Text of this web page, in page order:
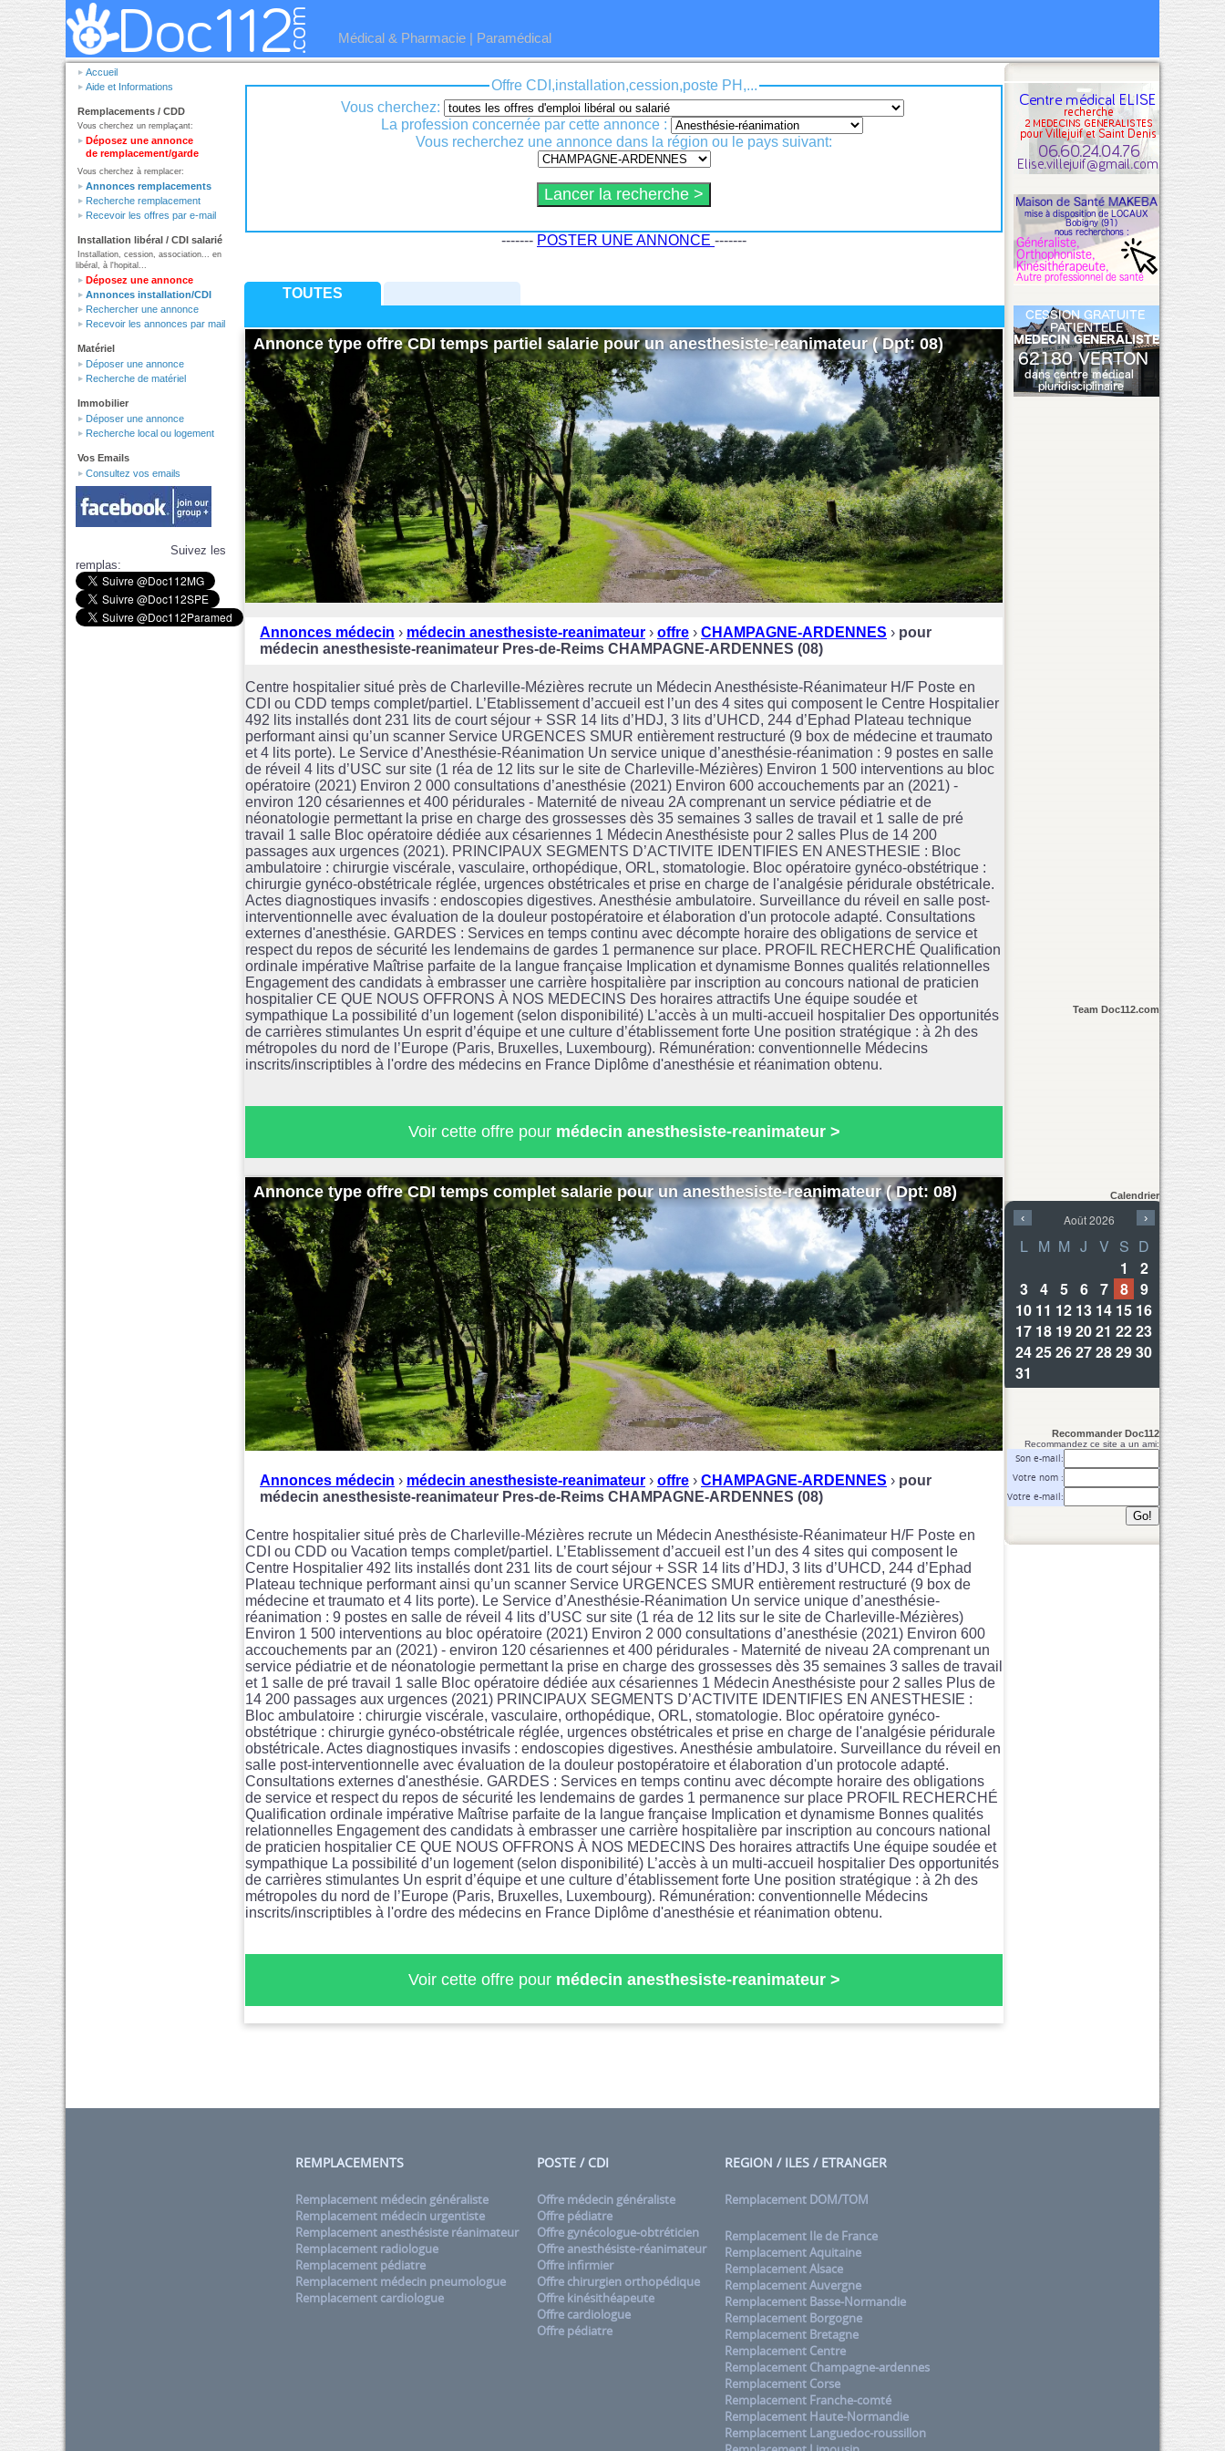
Médical & Pharmacie | Paramédical
Accueil
Aide et Informations
Remplacements / CDD
Vous cherchez un remplaçant:
Déposez une annonce
de remplacement/garde
Vous cherchez à remplacer:
Annonces remplacements
Recherche remplacement
Recevoir les offres par e-mail
Installation libéral / CDI salarié
Installation, cession, association... en
libéral, à l'hopital...
Déposez une annonce
Annonces installation/CDI
Rechercher une annonce
Recevoir les annonces par mail
Matériel
Déposer une annonce
Recherche de matériel
Immobilier
Déposer une annonce
Recherche local ou logement
Vos Emails
Consultez vos emails
Suivez les
remplas:
Offre CDI,installation,cession,poste PH,...
Vous cherchez:
La profession concernée par cette annonce :
Vous recherchez une annonce dans la région ou le pays suivant:
------- POSTER UNE ANNONCE -------
TOUTES
Annonce type offre CDI temps partiel salarie pour un anesthesiste-reanimateur ( Dpt: 08)
Annonces médecin › médecin anesthesiste-reanimateur › offre › CHAMPAGNE-ARDENNES › pour
médecin anesthesiste-reanimateur Pres-de-Reims CHAMPAGNE-ARDENNES (08)
Centre hospitalier situé près de Charleville-Mézières recrute un Médecin Anesthésiste-Réanimateur H/F Poste en
CDI ou CDD temps complet/partiel. L’Etablissement d’accueil est l’un des 4 sites qui composent le Centre Hospitalier
492 lits installés dont 231 lits de court séjour + SSR 14 lits d’HDJ, 3 lits d’UHCD, 244 d’Ephad Plateau technique
performant ainsi qu’un scanner Service URGENCES SMUR entièrement restructuré (9 box de médecine et traumato
et 4 lits porte). Le Service d’Anesthésie-Réanimation Un service unique d’anesthésie-réanimation : 9 postes en salle
de réveil 4 lits d’USC sur site (1 réa de 12 lits sur le site de Charleville-Mézières) Environ 1 500 interventions au bloc
opératoire (2021) Environ 2 000 consultations d’anesthésie (2021) Environ 600 accouchements par an (2021) -
environ 120 césariennes et 400 péridurales - Maternité de niveau 2A comprenant un service pédiatrie et de
néonatologie permettant la prise en charge des grossesses dès 35 semaines 3 salles de travail et 1 salle de pré
travail 1 salle Bloc opératoire dédiée aux césariennes 1 Médecin Anesthésiste pour 2 salles Plus de 14 200
passages aux urgences (2021). PRINCIPAUX SEGMENTS D’ACTIVITE IDENTIFIES EN ANESTHESIE : Bloc
ambulatoire : chirurgie viscérale, vasculaire, orthopédique, ORL, stomatologie. Bloc opératoire gynéco-obstétrique :
chirurgie gynéco-obstétricale réglée, urgences obstétricales et prise en charge de l'analgésie péridurale obstétricale.
Actes diagnostiques invasifs : endoscopies digestives. Anesthésie ambulatoire. Surveillance du réveil en salle post-
interventionnelle avec évaluation de la douleur postopératoire et élaboration d'un protocole adapté. Consultations
externes d'anesthésie. GARDES : Services en temps continu avec décompte horaire des obligations de service et
respect du repos de sécurité les lendemains de gardes 1 permanence sur place. PROFIL RECHERCHÉ Qualification
ordinale impérative Maîtrise parfaite de la langue française Implication et dynamisme Bonnes qualités relationnelles
Engagement des candidats à embrasser une carrière hospitalière par inscription au concours national de praticien
hospitalier CE QUE NOUS OFFRONS À NOS MEDECINS Des horaires attractifs Une équipe soudée et
sympathique La possibilité d’un logement (selon disponibilité) L’accès à un multi-accueil hospitalier Des opportunités
de carrières stimulantes Un esprit d’équipe et une culture d’établissement forte Une position stratégique : à 2h des
métropoles du nord de l’Europe (Paris, Bruxelles, Luxembourg). Rémunération: conventionnelle Médecins
inscrits/inscriptibles à l'ordre des médecins en France Diplôme d'anesthésie et réanimation obtenu.
Voir cette offre pour médecin anesthesiste-reanimateur >
Annonce type offre CDI temps complet salarie pour un anesthesiste-reanimateur ( Dpt: 08)
Annonces médecin › médecin anesthesiste-reanimateur › offre › CHAMPAGNE-ARDENNES › pour
médecin anesthesiste-reanimateur Pres-de-Reims CHAMPAGNE-ARDENNES (08)
Centre hospitalier situé près de Charleville-Mézières recrute un Médecin Anesthésiste-Réanimateur H/F Poste en
CDI ou CDD ou Vacation temps complet/partiel. L’Etablissement d’accueil est l’un des 4 sites qui composent le
Centre Hospitalier 492 lits installés dont 231 lits de court séjour + SSR 14 lits d’HDJ, 3 lits d’UHCD, 244 d’Ephad
Plateau technique performant ainsi qu’un scanner Service URGENCES SMUR entièrement restructuré (9 box de
médecine et traumato et 4 lits porte). Le Service d’Anesthésie-Réanimation Un service unique d’anesthésie-
réanimation : 9 postes en salle de réveil 4 lits d’USC sur site (1 réa de 12 lits sur le site de Charleville-Mézières)
Environ 1 500 interventions au bloc opératoire (2021) Environ 2 000 consultations d’anesthésie (2021) Environ 600
accouchements par an (2021) - environ 120 césariennes et 400 péridurales - Maternité de niveau 2A comprenant un
service pédiatrie et de néonatologie permettant la prise en charge des grossesses dès 35 semaines 3 salles de travail
et 1 salle de pré travail 1 salle Bloc opératoire dédiée aux césariennes 1 Médecin Anesthésiste pour 2 salles Plus de
14 200 passages aux urgences (2021) PRINCIPAUX SEGMENTS D’ACTIVITE IDENTIFIES EN ANESTHESIE :
Bloc ambulatoire : chirurgie viscérale, vasculaire, orthopédique, ORL, stomatologie. Bloc opératoire gynéco-
obstétrique : chirurgie gynéco-obstétricale réglée, urgences obstétricales et prise en charge de l'analgésie péridurale
obstétricale. Actes diagnostiques invasifs : endoscopies digestives. Anesthésie ambulatoire. Surveillance du réveil en
salle post-interventionnelle avec évaluation de la douleur postopératoire et élaboration d'un protocole adapté.
Consultations externes d'anesthésie. GARDES : Services en temps continu avec décompte horaire des obligations
de service et respect du repos de sécurité les lendemains de gardes 1 permanence sur place PROFIL RECHERCHÉ
Qualification ordinale impérative Maîtrise parfaite de la langue française Implication et dynamisme Bonnes qualités
relationnelles Engagement des candidats à embrasser une carrière hospitalière par inscription au concours national
de praticien hospitalier CE QUE NOUS OFFRONS À NOS MEDECINS Des horaires attractifs Une équipe soudée et
sympathique La possibilité d’un logement (selon disponibilité) L’accès à un multi-accueil hospitalier Des opportunités
de carrières stimulantes Un esprit d’équipe et une culture d’établissement forte Une position stratégique : à 2h des
métropoles du nord de l’Europe (Paris, Bruxelles, Luxembourg). Rémunération: conventionnelle Médecins
inscrits/inscriptibles à l'ordre des médecins en France Diplôme d'anesthésie et réanimation obtenu.
Voir cette offre pour médecin anesthesiste-reanimateur >
Team Doc112.com
Calendrier
Recommander Doc112
Recommandez ce site a un ami:
Son e-mail:
Votre nom :
Votre e-mail:
REMPLACEMENTS
Remplacement médecin généraliste
Remplacement médecin urgentiste
Remplacement anesthésiste réanimateur
Remplacement radiologue
Remplacement pédiatre
Remplacement médecin pneumologue
Remplacement cardiologue
POSTE / CDI
Offre médecin généraliste
Offre pédiatre
Offre gynécologue-obtréticien
Offre anesthésiste-réanimateur
Offre infirmier
Offre chirurgien orthopédique
Offre kinésithéapeute
Offre cardiologue
Offre pédiatre
REGION / ILES / ETRANGER
Remplacement DOM/TOM
Remplacement Ile de France
Remplacement Aquitaine
Remplacement Alsace
Remplacement Auvergne
Remplacement Basse-Normandie
Remplacement Borgogne
Remplacement Bretagne
Remplacement Centre
Remplacement Champagne-ardennes
Remplacement Corse
Remplacement Franche-comté
Remplacement Haute-Normandie
Remplacement Languedoc-roussillon